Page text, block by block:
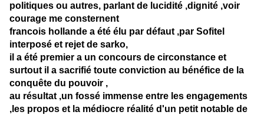
politiques ou autres, parlant de lucidité ,dignité ,voir
courage me consternent
francois hollande a été élu par défaut ,par Sofitel
interposé et rejet de sarko,
il a été premier a un concours de circonstance et
surtout il a sacrifié toute conviction au bénéfice de la
conquête du pouvoir ,
au résultat ,un fossé immense entre les engagements
,les propos et la médiocre réalité d'un petit notable de